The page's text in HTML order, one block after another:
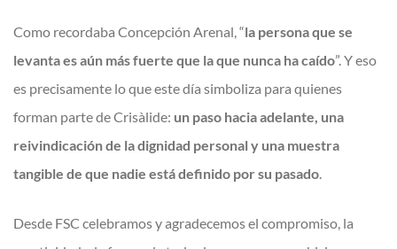
Como recordaba Concepción Arenal, “la persona que se
levanta es aún más fuerte que la que nunca ha caído”. Y eso
es precisamente lo que este día simboliza para quienes
forman parte de Crisàlide: un paso hacia adelante, una
reivindicación de la dignidad personal y una muestra
tangible de que nadie está definido por su pasado.
Desde FSC celebramos y agradecemos el compromiso, la